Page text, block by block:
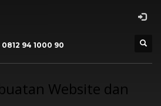
0812 94 1000 90